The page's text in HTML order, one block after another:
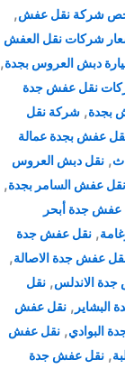
شركة نقل عفش,
شركات نقل العفش
دبش العروس بجدة,
نقل عفش جدة
بجدة, شركة نقل
عفش بجدة عمالة
, نقل دبش العروس
نقل عفش السامر بجدة,
عفش جدة أبحر
, نقل عفش جدة
عفش جدة الاصالة,
الاندلس, نقل
, نقل عفش
البوادي, نقل عفش
, نقل عفش جدة